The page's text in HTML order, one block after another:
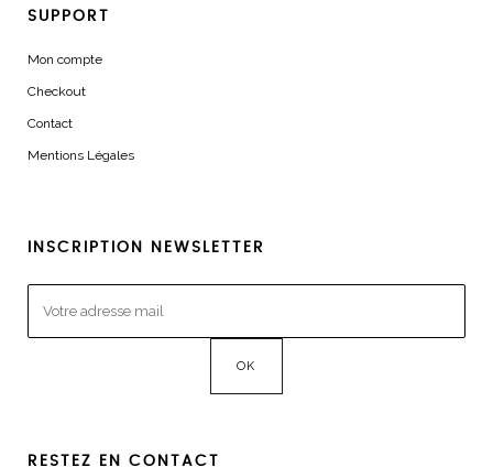
SUPPORT
Mon compte
Checkout
Contact
Mentions Légales
INSCRIPTION NEWSLETTER
RESTEZ EN CONTACT